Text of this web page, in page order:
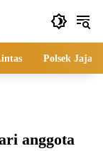
Polsek
anggota